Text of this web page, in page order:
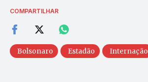
COMPARTILHAR
Bolsonaro Estadão Internação